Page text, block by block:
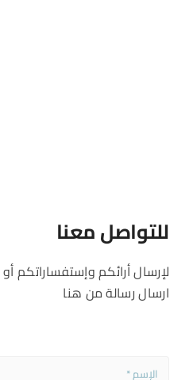
للتواصل معنا
لإرسال أرائكم وإستفساراتكم
ارسال رسالة من هنا